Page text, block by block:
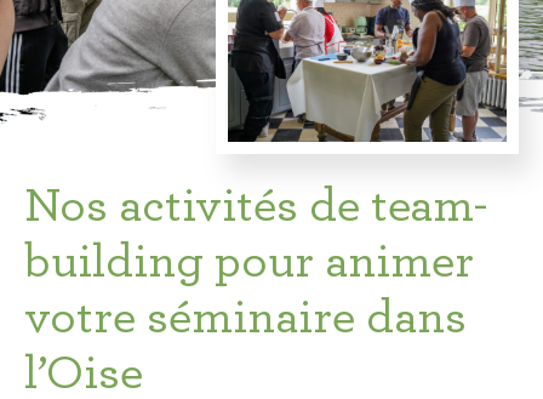
Nos activités de team-
building pour animer
votre séminaire dans
l’Oise